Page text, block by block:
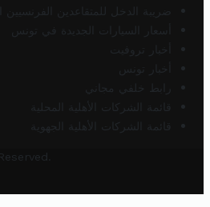
ضريبة الدخل للمتقاعدين
أسعار السيارات الجديدة في تونس
أخبار تروفيت
أخبار تونس
رابط خلفي مجاني
قائمة الشركات الأهلية المحلية
قائمة الشركات الأهلية الجهوية